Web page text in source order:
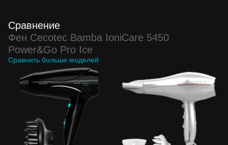
Сравнение
Фен Cecotec Bamba IoniCare 5450
Power&Go Pro Ice
Сравнить больше моделей